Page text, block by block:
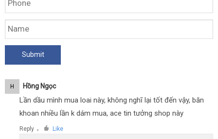
H Hồng Ngọc
Lần dầu mình mua loai này, không nghĩ lại tốt đến vậy, băn
khoan nhiều lần k dám mua, ace tin tưởng shop này
Reply ● Like